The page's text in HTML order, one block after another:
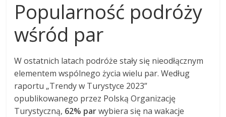
Popularność podróży
wśród par
W ostatnich latach podróże stały się nieodłącznym
elementem wspólnego życia wielu par. Według
raportu „Trendy w Turystyce 2023”
opublikowanego przez Polską Organizację
Turystyczną, 62% parwybiera się na wakacje